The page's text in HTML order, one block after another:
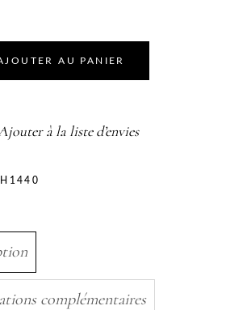
AU PANIER
à la liste d’envies
complémentaires